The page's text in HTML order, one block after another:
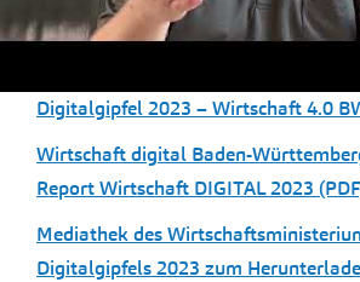
Woche einsehbar:
Digitalgipfel 2023 – Wirtschaft 4.0
Wirtschaft digital Baden-
Report Wirtschaft DIGITAL 2023
Mediathek des
Digitalgipfels 2023 zum